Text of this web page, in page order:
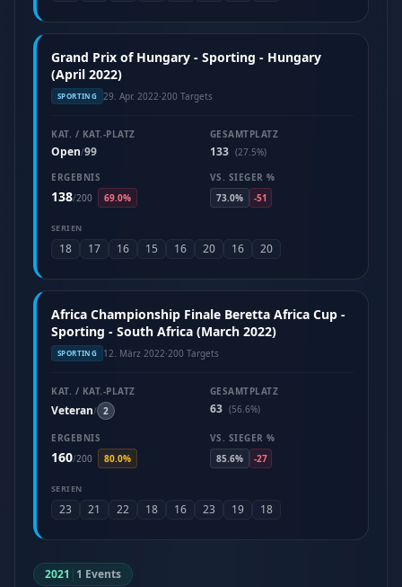
Grand Prix of Hungary - Sporting - Hungary
(April 2022)
SPORTING 29. Apr. 2022·200 Targets
KAT. / KAT.-PLATZ
Open/99
GESAMTPLATZ
133 (27.5%)
ERGEBNIS
138/200 69.0%
VS. SIEGER %
73.0%
-51
SERIEN
18 17 16 15 16 20 16 20
Africa Championship Finale Beretta Africa Cup -
Sporting - South Africa (March 2022)
SPORTING 12. März 2022·200 Targets
KAT. / KAT.-PLATZ
Veteran/ 2
GESAMTPLATZ
63 (56.6%)
ERGEBNIS
160/200 80.0%
VS. SIEGER %
85.6%
-27
SERIEN
23 21 22 18 16 23 19 18
2021 | 1 Events